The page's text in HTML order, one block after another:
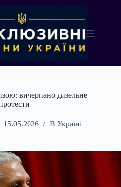
вичерпано дизельне
15.05.2026 В Україні